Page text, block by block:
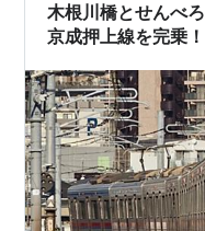
木根川橋とせんべ
京成押上線を完乗！